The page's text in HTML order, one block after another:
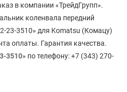
в компании «ТрейдГрупп».
коленвала передний
23-3510» для Komatsu (Комацу)
оплаты. Гарантия качества.
3510» по телефону: +7 (343) 270-